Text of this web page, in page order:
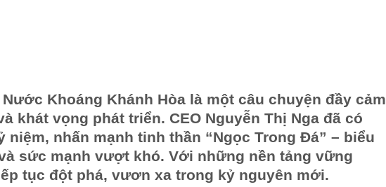
Khoáng Khánh Hòa là một câu chuyện đầy cảm
khát vọng phát triển. CEO Nguyễn Thị Nga đã có
niệm, nhấn mạnh tinh thần “Ngọc Trong Đá” – biểu
sức mạnh vượt khó. Với những nền tảng vững
tục đột phá, vươn xa trong kỷ nguyên mới.